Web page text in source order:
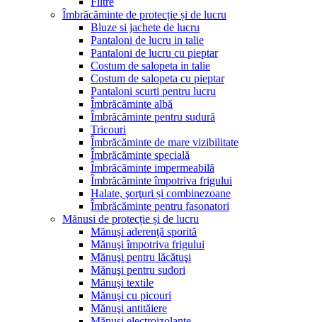
Îmbrăcăminte de protecție și de lucru
Bluze si jachete de lucru
Pantaloni de lucru in talie
Pantaloni de lucru cu pieptar
Costum de salopeta in talie
Costum de salopeta cu pieptar
Pantaloni scurti pentru lucru
Îmbrăcăminte albă
Îmbrăcăminte pentru sudură
Tricouri
Îmbrăcăminte de mare vizibilitate
Îmbrăcăminte specială
Îmbrăcăminte impermeabilă
Îmbrăcăminte împotriva frigului
Halate, şorţuri și combinezoane
Îmbrăcăminte pentru fasonatori
Mănusi de protecție și de lucru
Mănuşi aderenţă sporită
Mănuşi împotriva frigului
Mănuşi pentru lăcătuşi
Mănuşi pentru sudori
Mănuşi textile
Mănuşi cu picouri
Mănuşi antităiere